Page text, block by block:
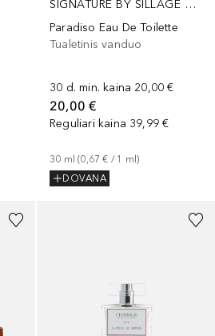
SIGNATURE BY SILLAGE D'ORIENT
Paradiso Eau De Toilette
Tualetinis vanduo
30 d. min. kaina 20,00 €
20,00 €
Reguliari kaina 39,99 €
30 ml (0,67 € / 1 ml)
DOVANA